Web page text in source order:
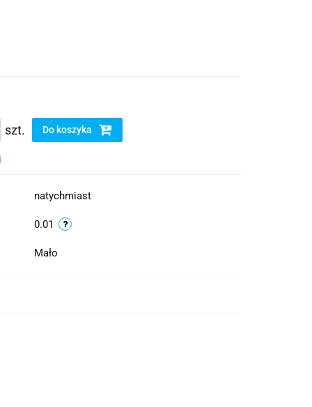
szt. Do koszyka
natychmiast
0.01
Mało